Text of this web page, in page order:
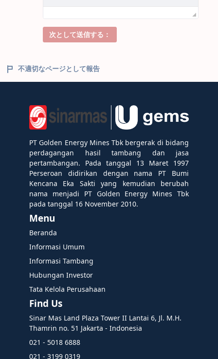
次として送信する：
不適切なページとして報告
PT Golden Energy Mines Tbk bergerak di bidang
perdagangan hasil tambang dan jasa
pertambangan. Pada tanggal 13 Maret 1997
Perseroan didirikan dengan nama PT Bumi
Kencana Eka Sakti yang kemudian berubah
nama menjadi PT Golden Energy Mines Tbk
pada tanggal 16 November 2010.
Menu
Beranda
Informasi Umum
Informasi Tambang
Hubungan Investor
Tata Kelola Perusahaan
Find Us
Sinar Mas Land Plaza Tower II Lantai 6, Jl. M.H.
Thamrin no. 51 Jakarta - Indonesia
021 - 5018 6888
021 - 3199 0319